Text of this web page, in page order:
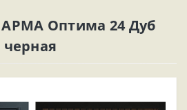
АРМА Оптима 24 Дуб
черная